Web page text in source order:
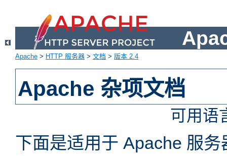
Apache > HTTP 服务器 > 文档 > 版本 2.4
Apache 杂项文档
可用语
下面是适用于 Apache 服